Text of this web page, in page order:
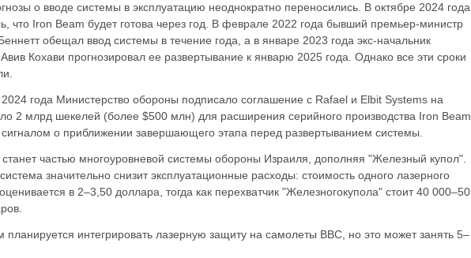
о вводе системы в эксплуатацию неоднократно переносились. В октябре 2024 года
что Iron Beam будет готова через год. В феврале 2022 года бывший премьер-министр
обещал ввод системы в течение года, а в январе 2023 года экс-начальник
Кохави прогнозировал ее развертывание к январю 2025 года. Однако все эти сроки
2024 года Министерство обороны подписало соглашение с Rafael и Elbit Systems на
2 млрд шекелей (более $500 млн) для расширения серийного производства Iron Beam.
сигналом о приближении завершающего этапа перед развертыванием системы.
частью многоуровневой системы обороны Израиля, дополняя "Железный купол".
значительно снизит эксплуатационные расходы: стоимость одного лазерного
в 2–3,50 доллара, тогда как перехватчик "Железногокупола" стоит 40 000–50
планируется интегрировать лазерную защиту на самолеты ВВС, но это может занять 5–